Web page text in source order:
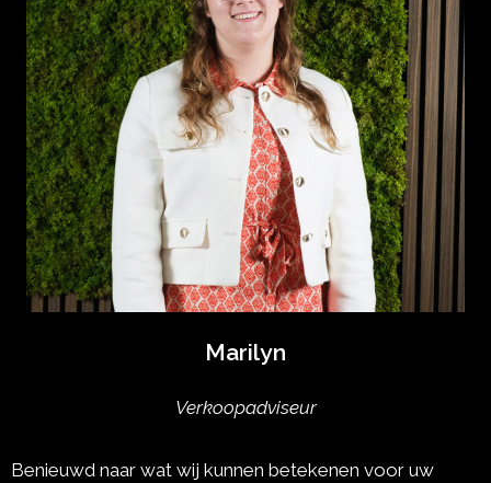
Marilyn
Verkoopadviseur
Benieuwd naar wat wij kunnen betekenen voor uw